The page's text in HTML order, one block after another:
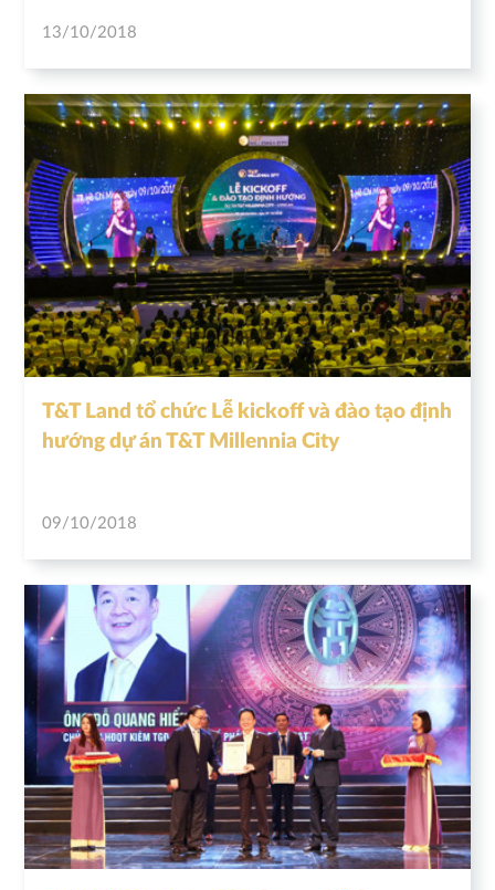
13/10/2018
T&T Land tổ chức Lễ kickoff và đào tạo định
hướng dự án T&T Millennia City
09/10/2018